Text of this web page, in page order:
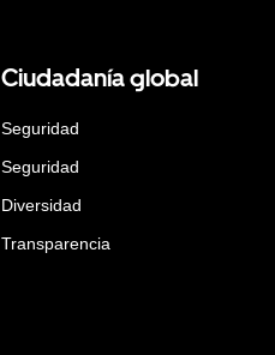
Ciudadanía global
Seguridad
Seguridad
Diversidad
Transparencia